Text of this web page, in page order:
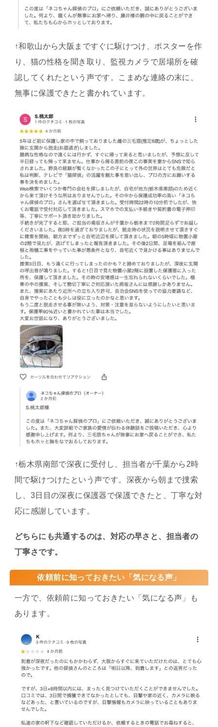
↑和歌山から大阪まですぐに駆けつけ、ポスターを作
り、猫の性格を聞き取り、監視カメラで居場所を確
認してくれたという声です。こまめな連絡の末に、
無事に保護できたと書かれています。
↑栃木県南部で深夜に受付し、担当者が千葉から2時
間で駆けつけたという声です。深夜から朝まで捜索
し、3日目の深夜に保護器で保護できたと、丁寧な対
応に感謝しています。
どちらにも共通するのは、対応の早さと、担当者の
丁寧さです。
依頼前に知っておきたい「気になる声」
一方で、依頼前に知っておきたい「気になる声」も
あります。